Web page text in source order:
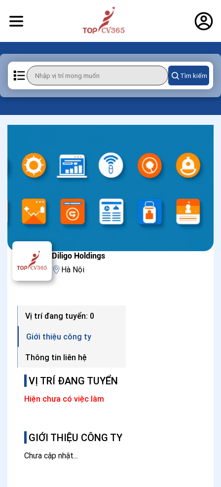
Tìm kiếm
Diligo Holdings
Hà Nội
VỊ TRÍ ĐANG TUYỂN
Hiện chưa có việc làm
GIỚI THIỆU CÔNG TY
Chưa cập nhật...
Vị trí đang tuyển: 0
Giới thiệu công ty
Thông tin liên hệ